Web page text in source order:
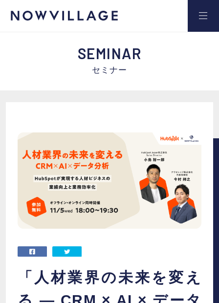
SEMINAR
セミナー
「人材業界の未来を変え
セミナー
お役立ち資料
お知らせ
会社概要